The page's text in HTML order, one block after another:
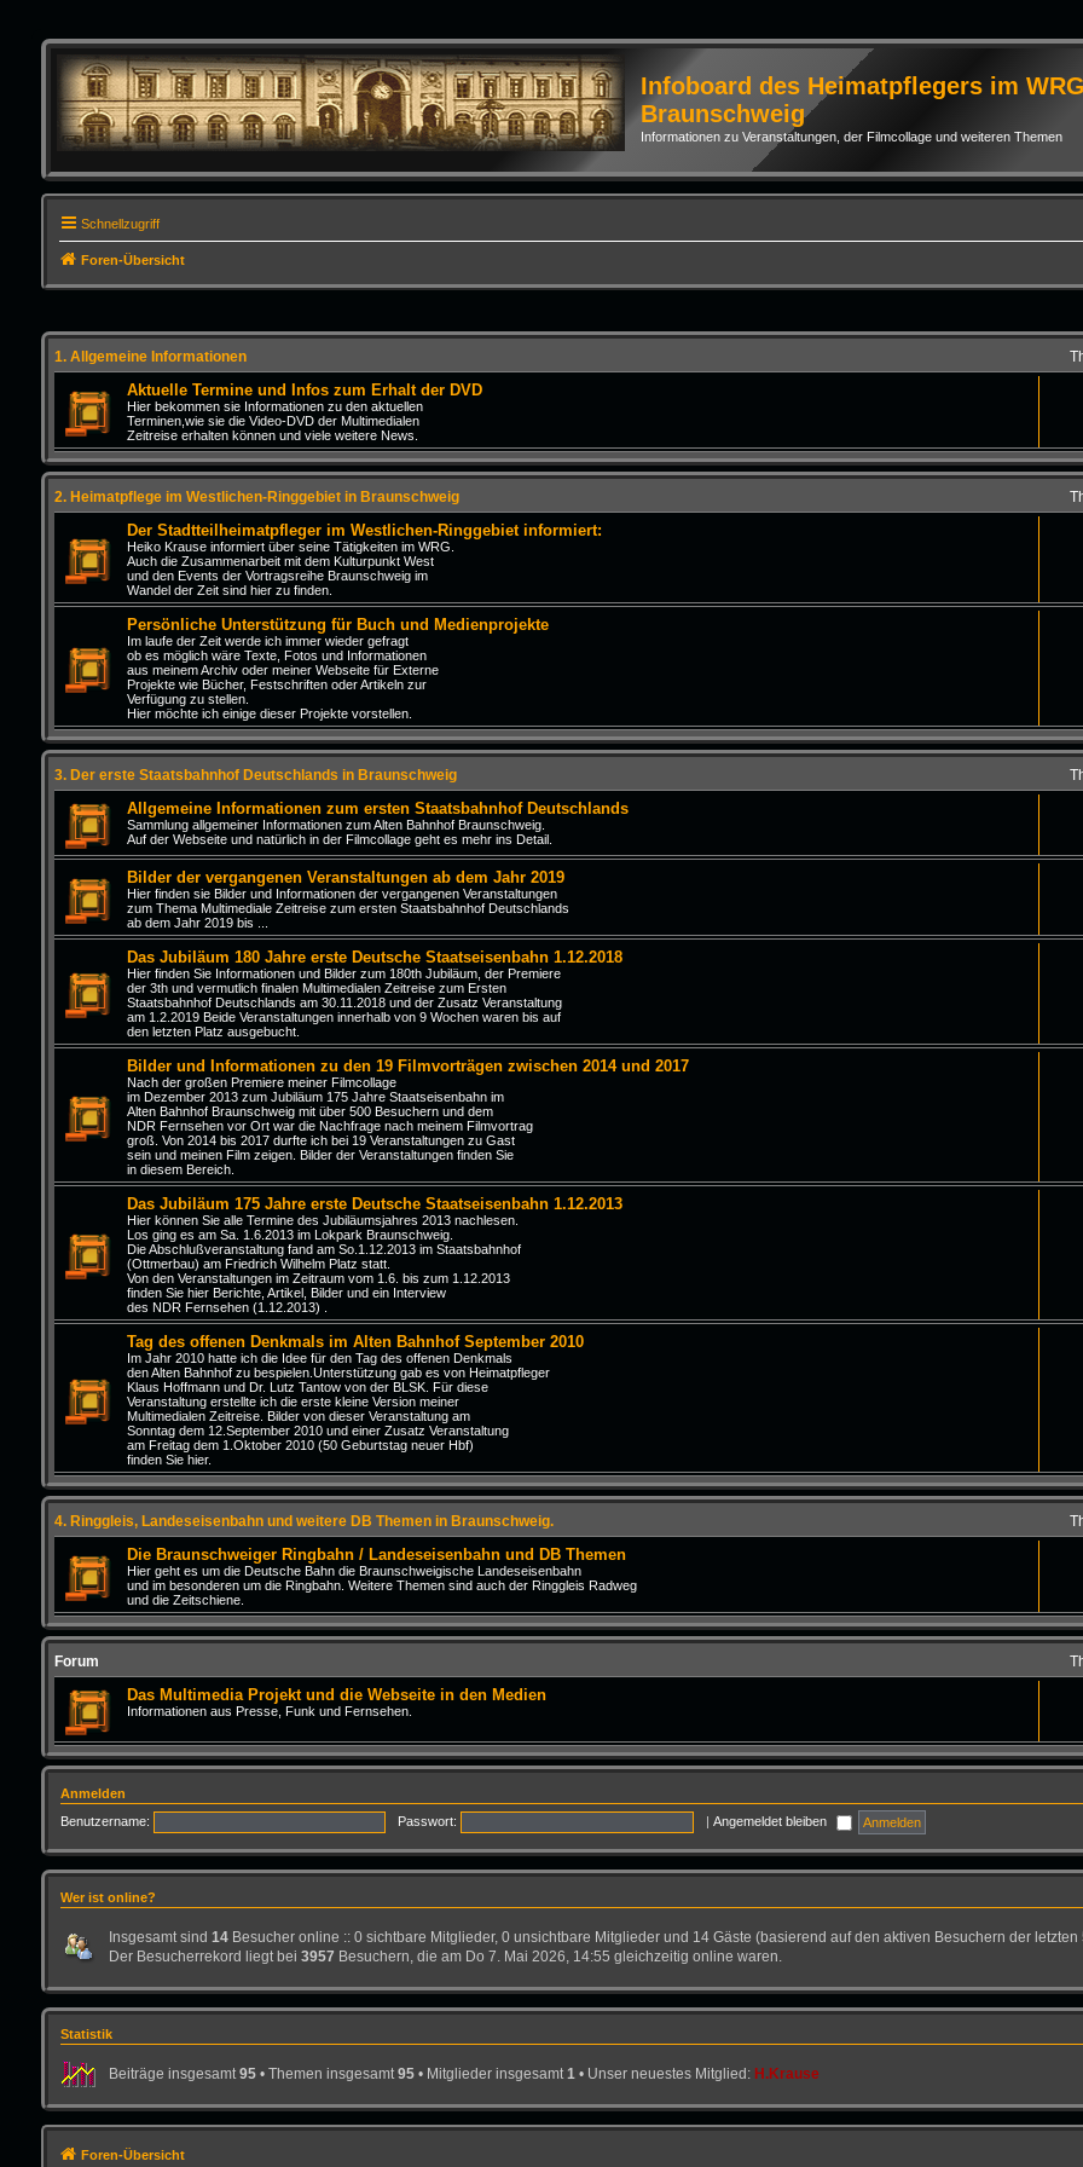
Infoboard des Heimatpflegers im WRG
Braunschweig
Informationen zu Veranstaltungen, der Filmcollage und weiteren Themen
Schnellzugriff
Foren-Übersicht
1. Allgemeine Informationen
Aktuelle Termine und Infos zum Erhalt der DVD
Hier bekommen sie Informationen zu den aktuellen
Terminen,wie sie die Video-DVD der Multimedialen
Zeitreise erhalten können und viele weitere News.
2. Heimatpflege im Westlichen-Ringgebiet in Braunschweig
Der Stadtteilheimatpfleger im Westlichen-Ringgebiet informiert:
Heiko Krause informiert über seine Tätigkeiten im WRG.
Auch die Zusammenarbeit mit dem Kulturpunkt West
und den Events der Vortragsreihe Braunschweig im
Wandel der Zeit sind hier zu finden.
Persönliche Unterstützung für Buch und Medienprojekte
Im laufe der Zeit werde ich immer wieder gefragt
ob es möglich wäre Texte, Fotos und Informationen
aus meinem Archiv oder meiner Webseite für Externe
Projekte wie Bücher, Festschriften oder Artikeln zur
Verfügung zu stellen.
Hier möchte ich einige dieser Projekte vorstellen.
3. Der erste Staatsbahnhof Deutschlands in Braunschweig
Allgemeine Informationen zum ersten Staatsbahnhof Deutschlands
Sammlung allgemeiner Informationen zum Alten Bahnhof Braunschweig.
Auf der Webseite und natürlich in der Filmcollage geht es mehr ins Detail.
Bilder der vergangenen Veranstaltungen ab dem Jahr 2019
Hier finden sie Bilder und Informationen der vergangenen Veranstaltungen
zum Thema Multimediale Zeitreise zum ersten Staatsbahnhof Deutschlands
ab dem Jahr 2019 bis ...
Das Jubiläum 180 Jahre erste Deutsche Staatseisenbahn 1.12.2018
Hier finden Sie Informationen und Bilder zum 180th Jubiläum, der Premiere
der 3th und vermutlich finalen Multimedialen Zeitreise zum Ersten
Staatsbahnhof Deutschlands am 30.11.2018 und der Zusatz Veranstaltung
am 1.2.2019 Beide Veranstaltungen innerhalb von 9 Wochen waren bis auf
den letzten Platz ausgebucht.
Bilder und Informationen zu den 19 Filmvorträgen zwischen 2014 und 2017
Nach der großen Premiere meiner Filmcollage
im Dezember 2013 zum Jubiläum 175 Jahre Staatseisenbahn im
Alten Bahnhof Braunschweig mit über 500 Besuchern und dem
NDR Fernsehen vor Ort war die Nachfrage nach meinem Filmvortrag
groß. Von 2014 bis 2017 durfte ich bei 19 Veranstaltungen zu Gast
sein und meinen Film zeigen. Bilder der Veranstaltungen finden Sie
in diesem Bereich.
Das Jubiläum 175 Jahre erste Deutsche Staatseisenbahn 1.12.2013
Hier können Sie alle Termine des Jubiläumsjahres 2013 nachlesen.
Los ging es am Sa. 1.6.2013 im Lokpark Braunschweig.
Die Abschlußveranstaltung fand am So.1.12.2013 im Staatsbahnhof
(Ottmerbau) am Friedrich Wilhelm Platz statt.
Von den Veranstaltungen im Zeitraum vom 1.6. bis zum 1.12.2013
finden Sie hier Berichte, Artikel, Bilder und ein Interview
des NDR Fernsehen (1.12.2013) .
Tag des offenen Denkmals im Alten Bahnhof September 2010
Im Jahr 2010 hatte ich die Idee für den Tag des offenen Denkmals
den Alten Bahnhof zu bespielen.Unterstützung gab es von Heimatpfleger
Klaus Hoffmann und Dr. Lutz Tantow von der BLSK. Für diese
Veranstaltung erstellte ich die erste kleine Version meiner
Multimedialen Zeitreise. Bilder von dieser Veranstaltung am
Sonntag dem 12.September 2010 und einer Zusatz Veranstaltung
am Freitag dem 1.Oktober 2010 (50 Geburtstag neuer Hbf)
finden Sie hier.
4. Ringgleis, Landeseisenbahn und weitere DB Themen in Braunschweig.
Die Braunschweiger Ringbahn / Landeseisenbahn und DB Themen
Hier geht es um die Deutsche Bahn die Braunschweigische Landeseisenbahn
und im besonderen um die Ringbahn. Weitere Themen sind auch der Ringgleis Radweg
und die Zeitschiene.
Forum
Das Multimedia Projekt und die Webseite in den Medien
Informationen aus Presse, Funk und Fernsehen.
Anmelden
Benutzername:
Passwort: | Angemeldet bleiben
Wer ist online?
Insgesamt sind 14Besucher online :: 0 sichtbare Mitglieder, 0 unsichtbare Mitglieder und 14 Gäste (basierend auf den aktiven Besuchern der letzten
Der Besucherrekord liegt bei 3957 Besuchern, die am Do 7. Mai 2026, 14:55 gleichzeitig online waren.
Statistik
Beiträge insgesamt95• Themen insgesamt95• Mitglieder insgesamt1• Unser neuestes Mitglied: H.Krause
Foren-Übersicht